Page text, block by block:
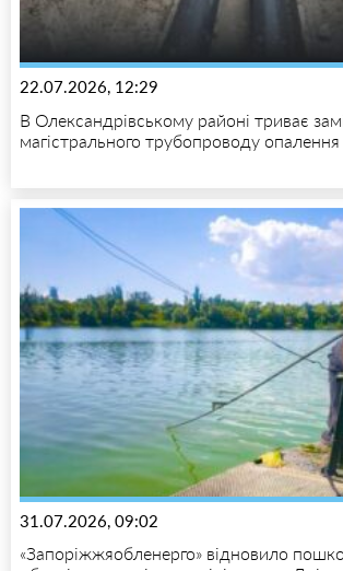
22.07.2026, 12:29
В Олександрівському районі триває
магістрального трубопроводу опалення
31.07.2026, 09:02
«Запоріжжяобленерго» відновило